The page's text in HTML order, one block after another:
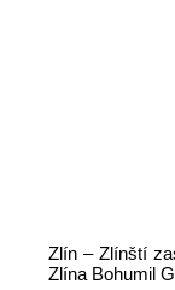
Zlín – Zlínští
Zlína Bohumil